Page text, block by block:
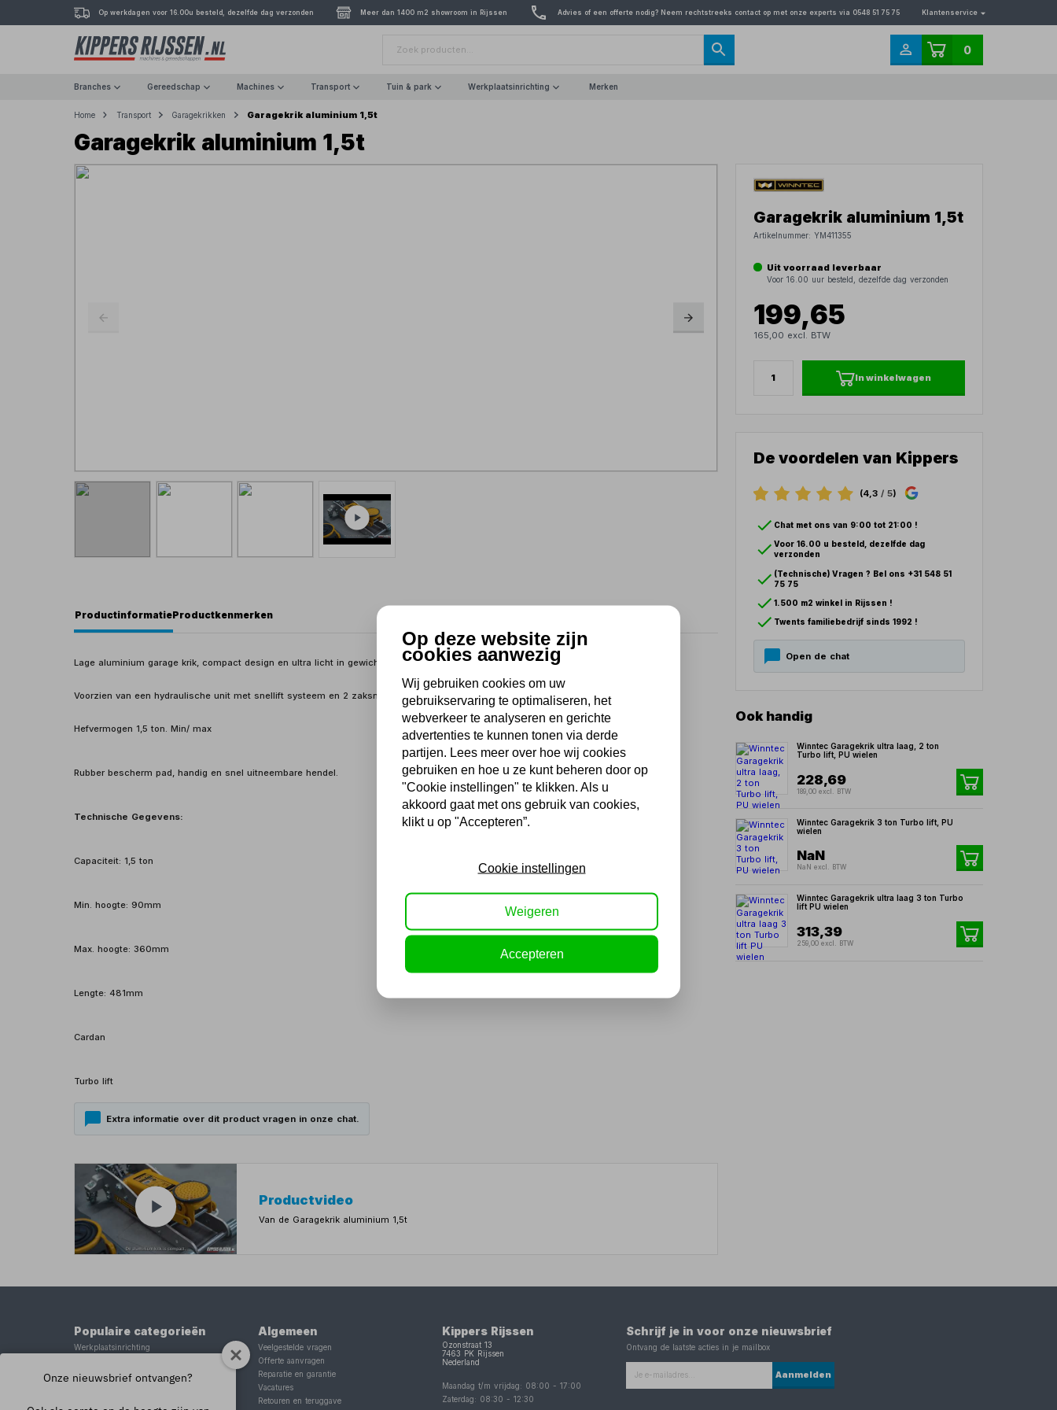
Op werkdagen voor 16.00u besteld, dezelfde dag verzonden Meer dan 1400 m2 showroom in Rijssen Advies of een offerte nodig? Neem rechtstreeks contact op met onze experts via 0548 51 75 75 Klantenservice
0
Branches Gereedschap Machines Transport Tuin & park Werkplaatsinrichting Merken
Home Transport Garagekrikken Garagekrik aluminium 1,5t
Garagekrik aluminium 1,5t
ProductinformatieProductkenmerken
Lage aluminium garage krik, compact design en ultra licht in gewicht; slechts 14,2kg!
Voorzien van een hydraulische unit met snellift systeem en 2 zaksnelheden.
Hefvermogen 1,5 ton. Min/ max
Rubber bescherm pad, handig en snel uitneembare hendel.
Technische Gegevens:
Capaciteit: 1,5 ton
Min. hoogte: 90mm
Max. hoogte: 360mm
Lengte: 481mm
Cardan
Turbo lift
Extra informatie over dit product vragen in onze chat.
Productvideo
Van de Garagekrik aluminium 1,5t
Garagekrik aluminium 1,5t
Artikelnummer:YM411355
Uit voorraad leverbaar
Voor 16.00 uur besteld, dezelfde dag verzonden
199,65
165,00 excl. BTW
In winkelwagen
De voordelen van Kippers
(4,3/ 5)
Chat met ons van 9:00 tot 21:00 !
Voor 16.00 u besteld, dezelfde dag
verzonden
(Technische) Vragen ? Bel ons +31 548 51
75 75
1.500 m2 winkel in Rijssen !
Twents familiebedrijf sinds 1992 !
Open de chat
Ook handig
Winntec Garagekrik ultra laag, 2 ton
Turbo lift, PU wielen
228,69
189,00 excl. BTW
Winntec Garagekrik 3 ton Turbo lift, PU
wielen
NaN
NaN excl. BTW
Winntec Garagekrik ultra laag 3 ton Turbo
lift PU wielen
313,39
259,00 excl. BTW
Populaire categorieën
Werkplaatsinrichting
Tig lasapparaat
Algemeen
Veelgestelde vragen
Offerte aanvragen
Reparatie en garantie
Vacatures
Retouren en teruggave
Kippers Rijssen
Ozonstraat 13
7463 PK
Rijssen
Nederland
Maandag t/m vrijdag: 08:00 -17:00
Zaterdag: 08:30 -12:30
Schrijf je in voor onze nieuwsbrief
Ontvang de laatste acties in je mailbox
Aanmelden
Op deze website zijn
cookies aanwezig
Wij gebruiken cookies om uw
gebruikservaring te optimaliseren, het
webverkeer te analyseren en gerichte
advertenties te kunnen tonen via derde
partijen. Lees meer over hoe wij cookies
gebruiken en hoe u ze kunt beheren door op
"Cookie instellingen" te klikken. Als u
akkoord gaat met ons gebruik van cookies,
klikt u op "Accepteren”.
Cookie instellingen
Weigeren
Accepteren
Onze nieuwsbrief ontvangen?